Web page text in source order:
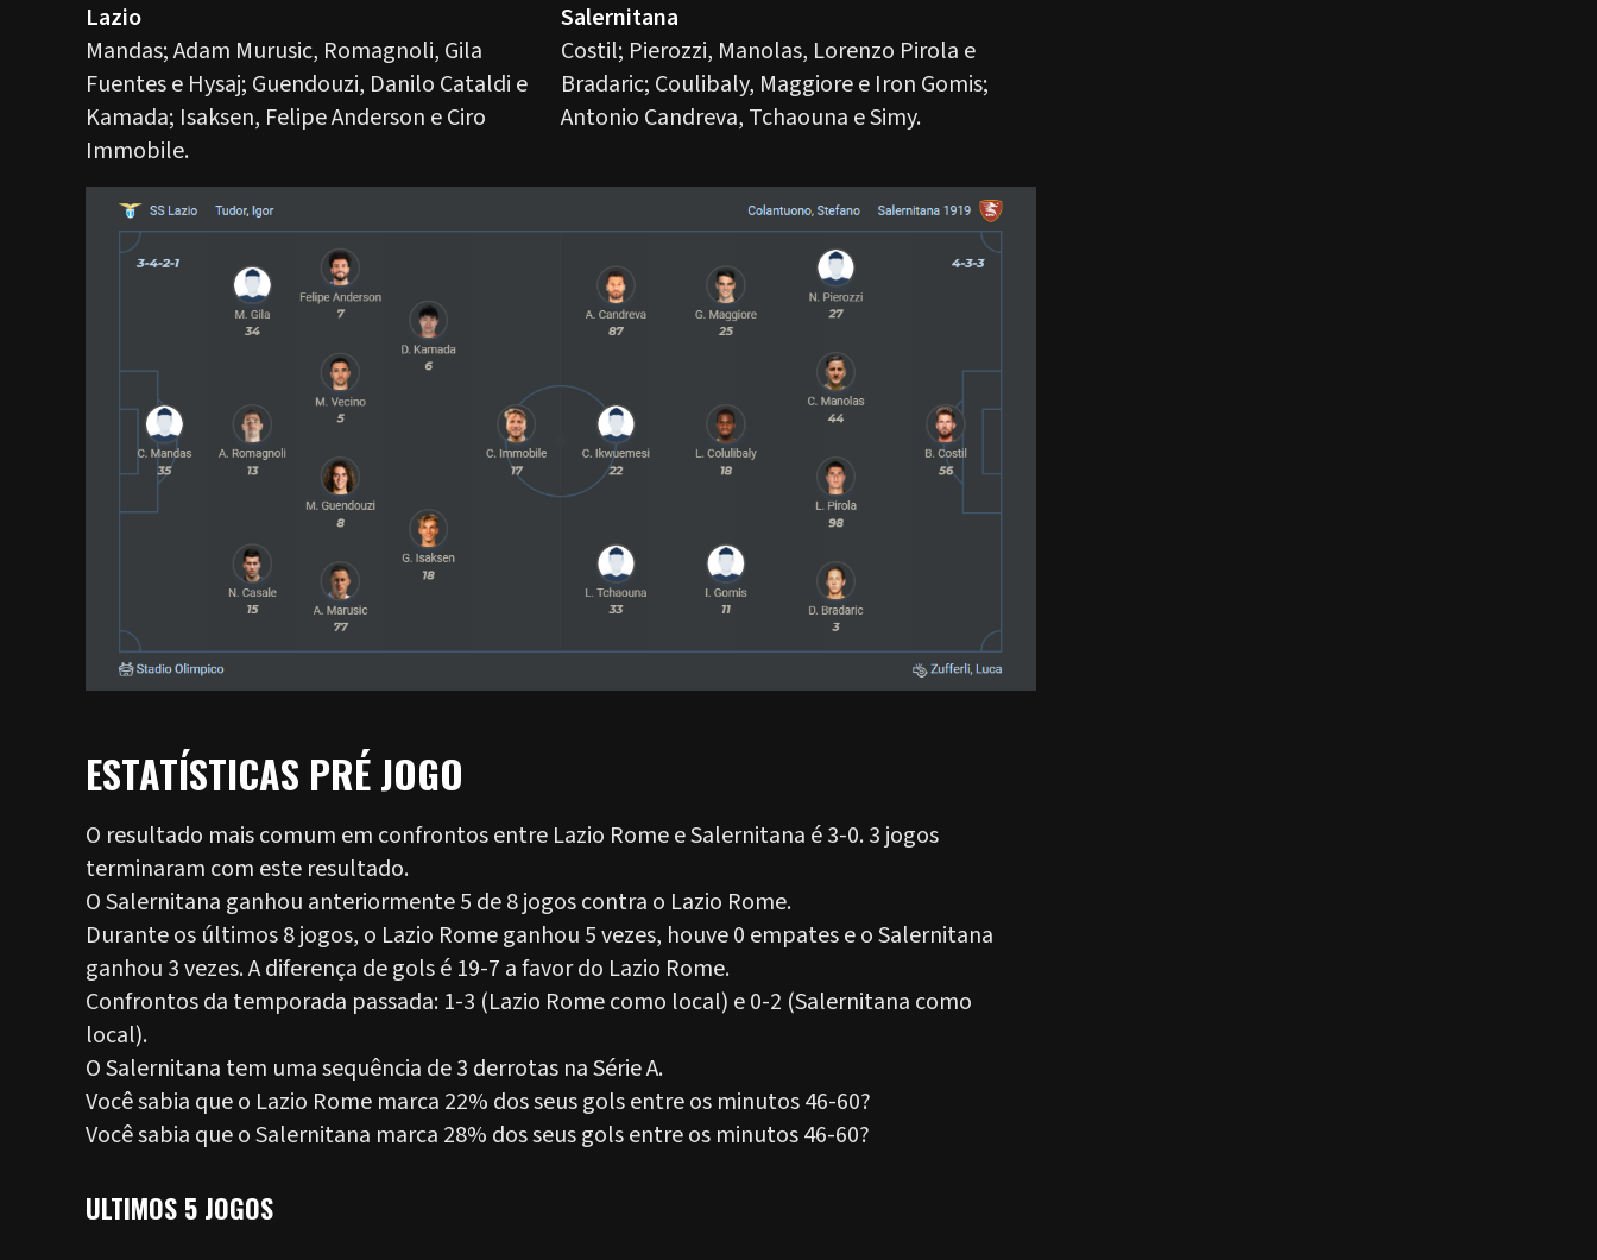
Lazio
Mandas; Adam Murusic, Romagnoli, Gila
Fuentes e Hysaj; Guendouzi, Danilo Cataldi e
Kamada; Isaksen, Felipe Anderson e Ciro
Immobile.
Salernitana
Costil; Pierozzi, Manolas, Lorenzo Pirola e
Bradaric; Coulibaly, Maggiore e Iron Gomis;
Antonio Candreva, Tchaouna e Simy.
ESTATÍSTICAS PRÉ JOGO
O resultado mais comum em confrontos entre Lazio Rome e Salernitana é 3-0. 3 jogos
terminaram com este resultado.
O Salernitana ganhou anteriormente 5 de 8 jogos contra o Lazio Rome.
Durante os últimos 8 jogos, o Lazio Rome ganhou 5 vezes, houve 0 empates e o Salernitana
ganhou 3 vezes. A diferença de gols é 19-7 a favor do Lazio Rome.
Confrontos da temporada passada: 1-3 (Lazio Rome como local) e 0-2 (Salernitana como
local).
O Salernitana tem uma sequência de 3 derrotas na Série A.
Você sabia que o Lazio Rome marca 22% dos seus gols entre os minutos 46-60?
Você sabia que o Salernitana marca 28% dos seus gols entre os minutos 46-60?
ULTIMOS 5 JOGOS